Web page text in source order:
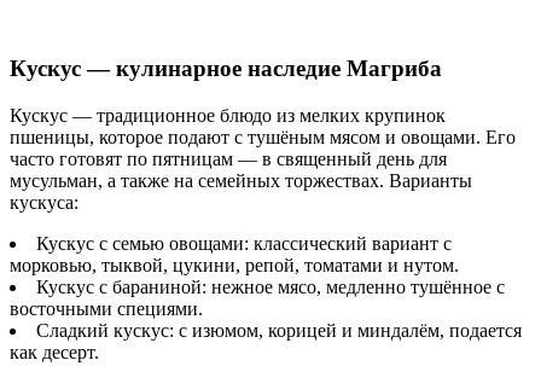
Кускус — кулинарное наследие Магриба
Кускус — традиционное блюдо из мелких крупинок
пшеницы, которое подают с тушёным мясом и овощами. Его
часто готовят по пятницам — в священный день для
мусульман, а также на семейных торжествах. Варианты
кускуса:
Кускус с семью овощами: классический вариант с
морковью, тыквой, цукини, репой, томатами и нутом.
Кускус с бараниной: нежное мясо, медленно тушённое с
восточными специями.
Сладкий кускус: с изюмом, корицей и миндалём, подается
как десерт.